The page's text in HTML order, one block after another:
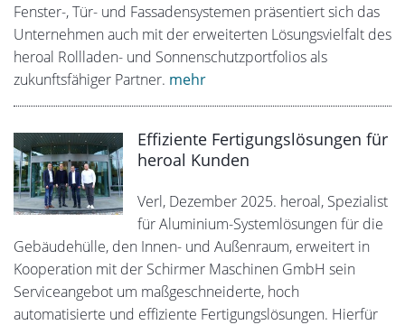
Fenster-, Tür- und Fassadensystemen präsentiert sich das
Unternehmen auch mit der erweiterten Lösungsvielfalt des
heroal Rollladen- und Sonnenschutzportfolios als
zukunftsfähiger Partner. mehr
Effiziente Fertigungslösungen für
heroal Kunden
Verl, Dezember 2025. heroal, Spezialist
für Aluminium-Systemlösungen für die
Gebäudehülle, den Innen- und Außenraum, erweitert in
Kooperation mit der Schirmer Maschinen GmbH sein
Serviceangebot um maßgeschneiderte, hoch
automatisierte und effiziente Fertigungslösungen. Hierfür